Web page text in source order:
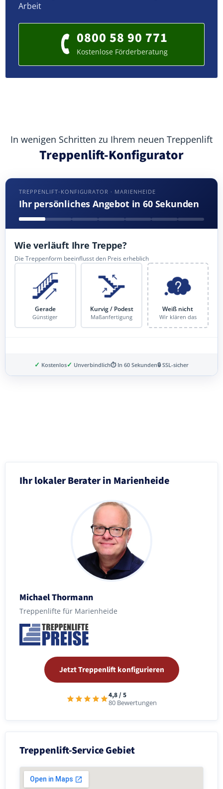
Arbeit
0800 58 90 771
Kostenlose Förderberatung
In wenigen Schritten zu Ihrem neuen Treppenlift
Treppenlift-Konfigurator
TREPPENLIFT-KONFIGURATOR · MARIENHEIDE
Ihr persönliches Angebot in 60 Sekunden
Wie verläuft Ihre Treppe?
Die Treppenform beeinflusst den Preis erheblich
Gerade
Günstiger
Kurvig / Podest
Maßanfertigung
Weiß nicht
Wir klären das
✓ Kostenlos✓ Unverbindlich⏱ In 60 Sekunden🔒 SSL-sicher
Ihr lokaler Berater in Marienheide
Michael Thormann
Treppenlifte für Marienheide
Jetzt Treppenlift konfigurieren
4,8 / 5
80 Bewertungen
Treppenlift-Service Gebiet